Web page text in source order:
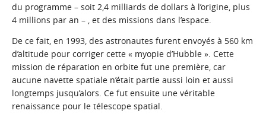
du programme – soit 2,4 milliards de dollars à l’origine, plus
4 millions par an – , et des missions dans l’espace.
De ce fait, en 1993, des astronautes furent envoyés à 560 km
d’altitude pour corriger cette « myopie d’Hubble ». Cette
mission de réparation en orbite fut une première, car
aucune navette spatiale n’était partie aussi loin et aussi
longtemps jusqu’alors. Ce fut ensuite une véritable
renaissance pour le télescope spatial.